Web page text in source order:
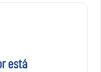
está